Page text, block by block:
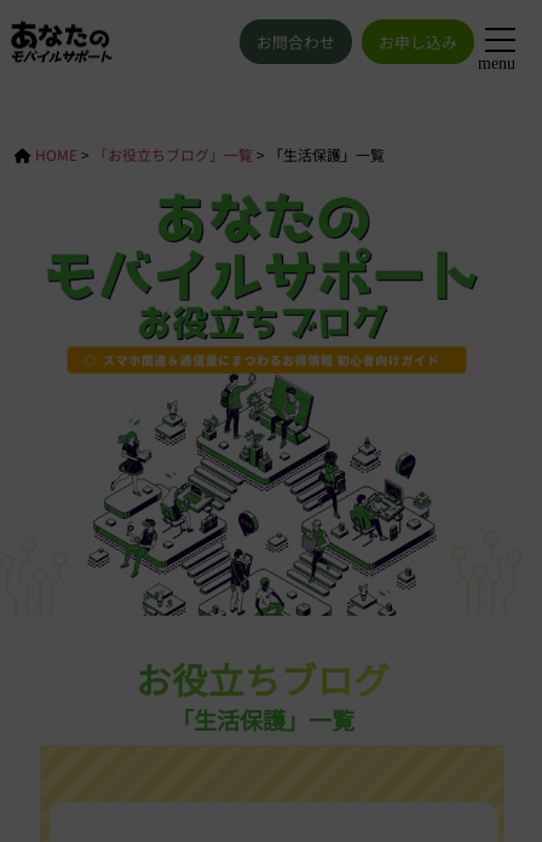
menu
お問合わせ お申し込み
HOME > 「お役立ちブログ」一覧 > 「生活保護」一覧
お役立ちブログ
「生活保護」一覧